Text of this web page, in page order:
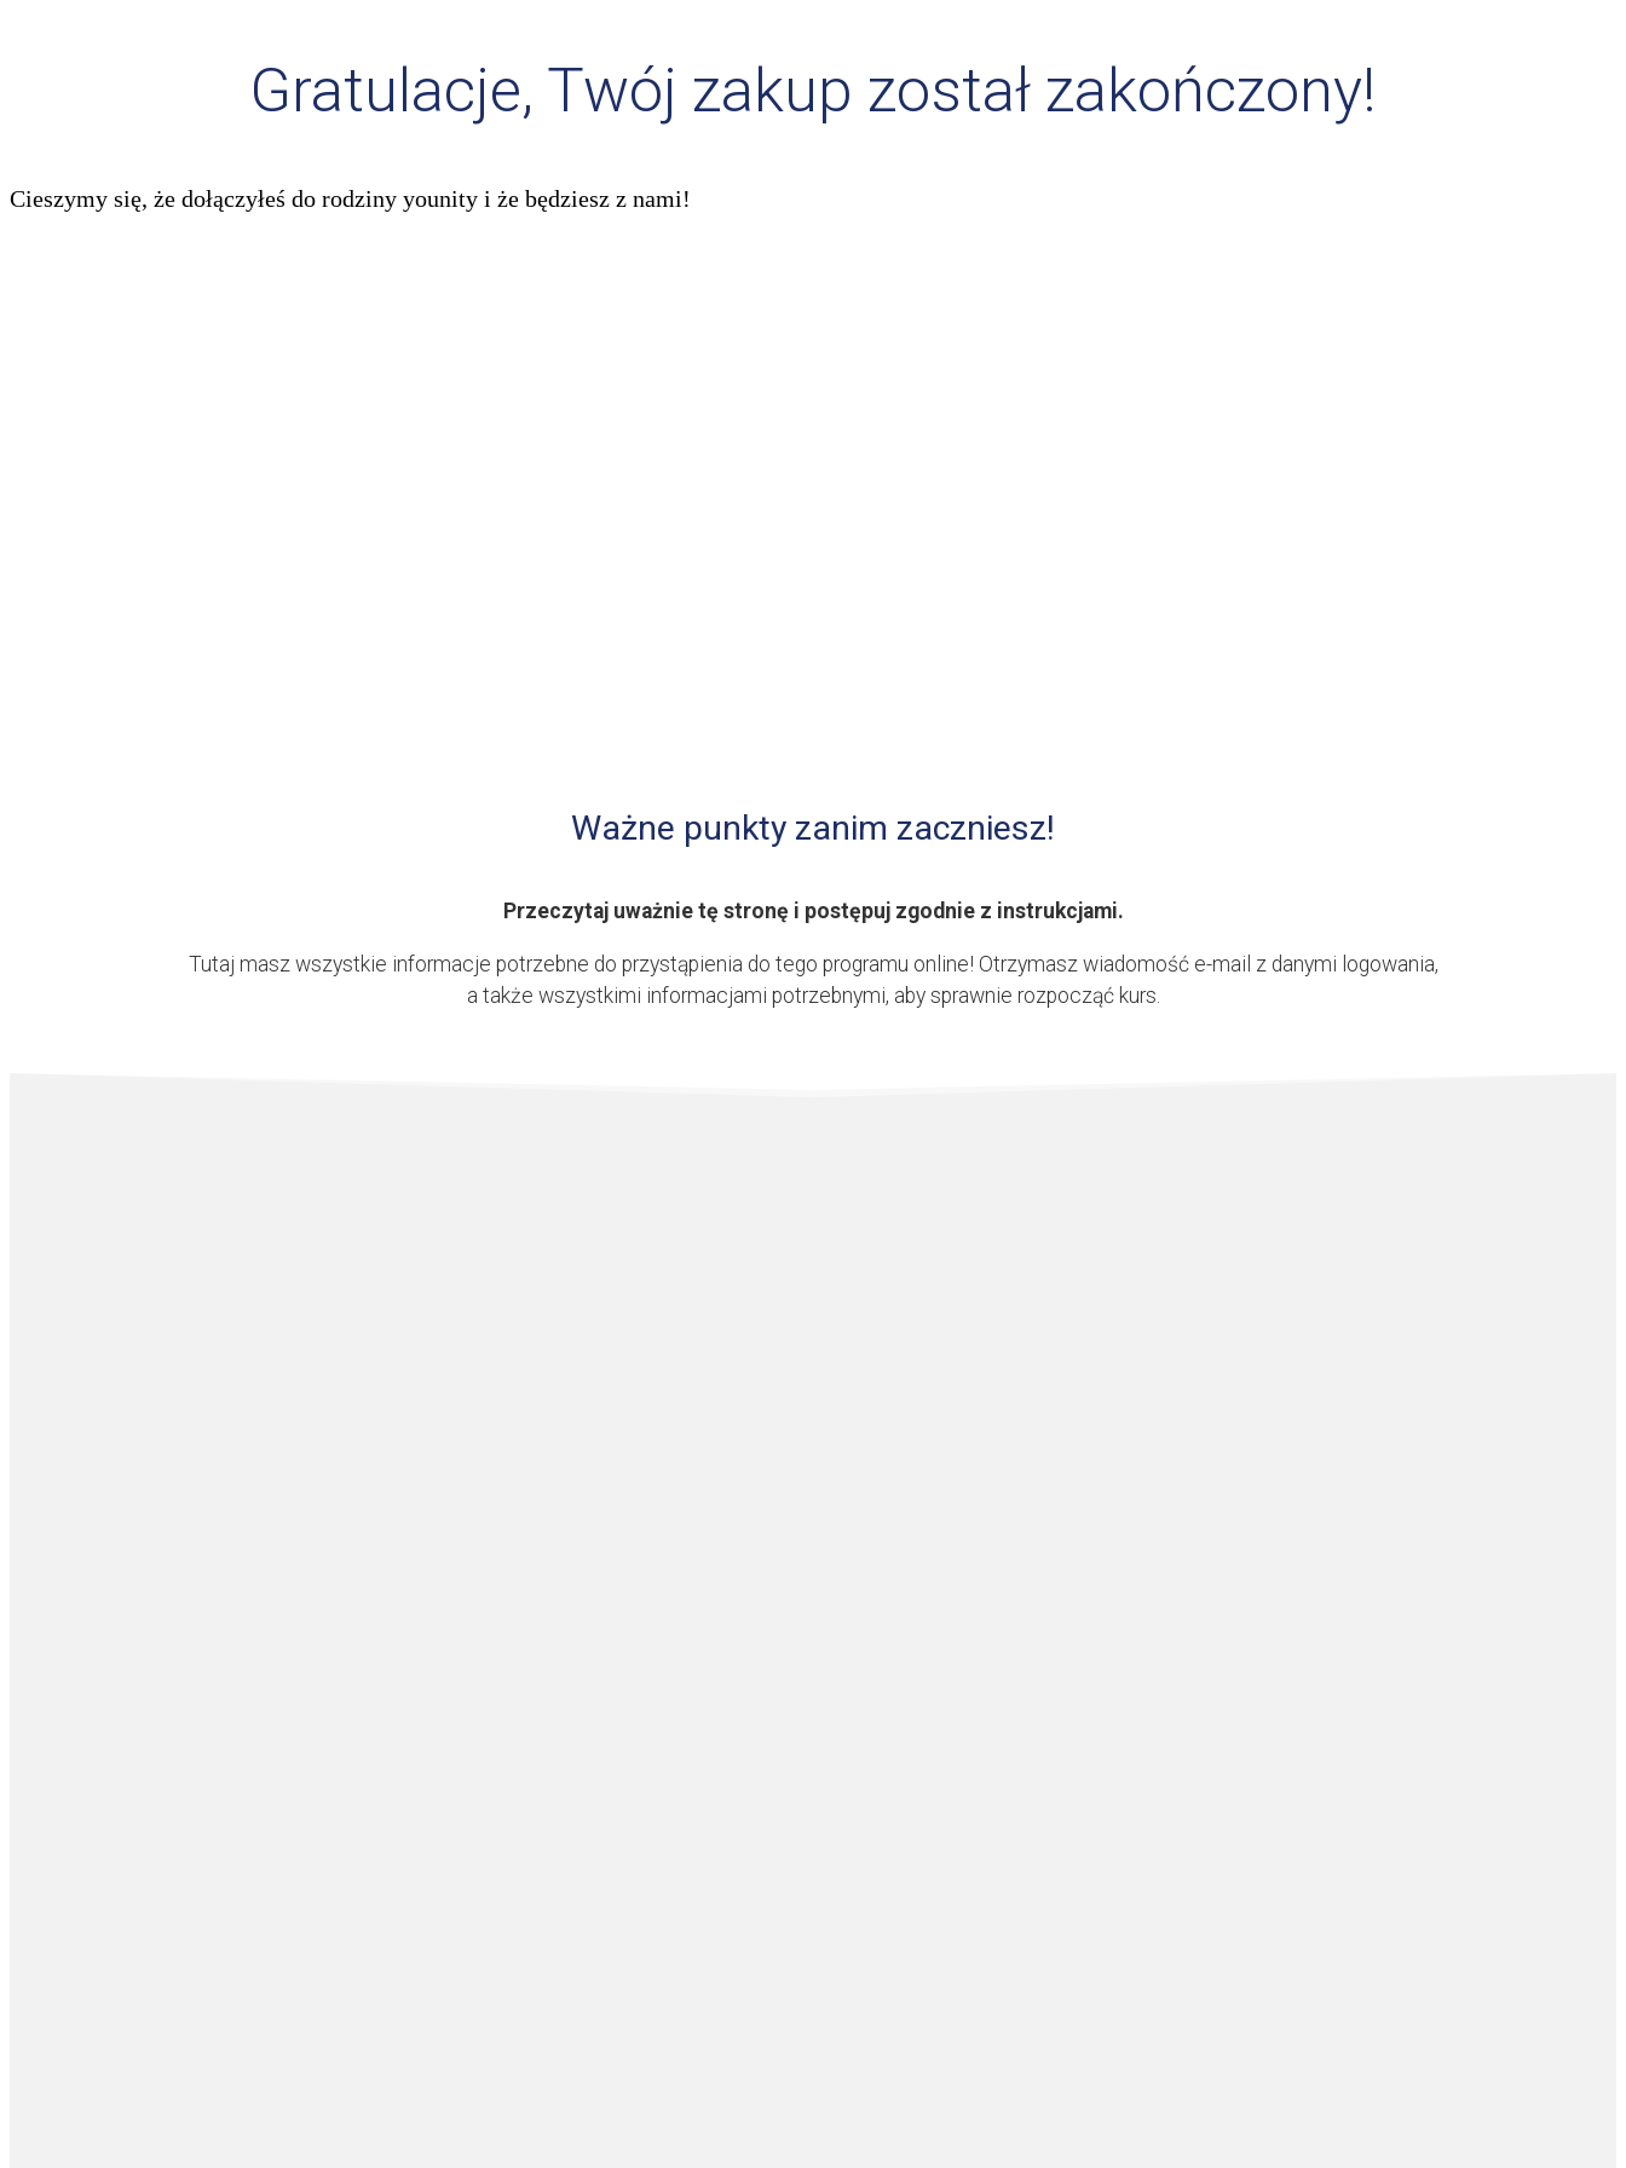
Gratulacje, Twój zakup został zakończony!
Cieszymy się, że dołączyłeś do rodziny younity i że będziesz z nami!
Ważne punkty zanim zaczniesz!
Przeczytaj uważnie tę stronę i postępuj zgodnie z instrukcjami.
Tutaj masz wszystkie informacje potrzebne do przystąpienia do tego programu online! Otrzymasz wiadomość e-mail z danymi logowania,
a także wszystkimi informacjami potrzebnymi, aby sprawnie rozpocząć kurs.